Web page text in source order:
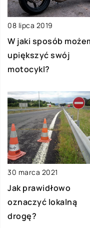
08 lipca 2019
W jaki sposób
upiększyć swój
motocykl?
30 marca 2021
Jak prawidłowo
oznaczyć lokalną
drogę?